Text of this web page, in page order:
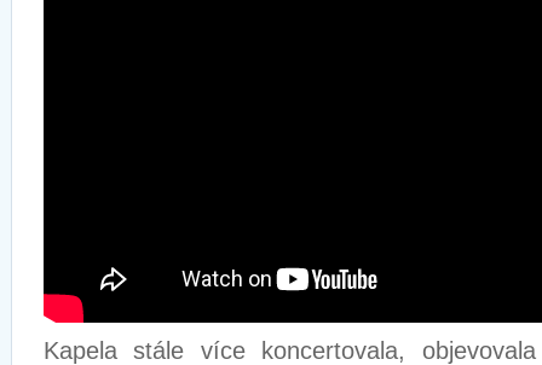
Kapela stále více koncertovala,